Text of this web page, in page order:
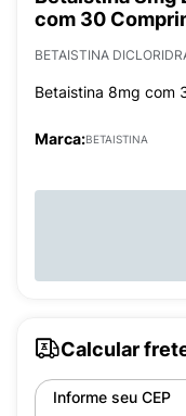
com 30
BETAISTINA
Betaistina 8mg com
Marca:BETAISTINA
Calcular
Informe seu CEP